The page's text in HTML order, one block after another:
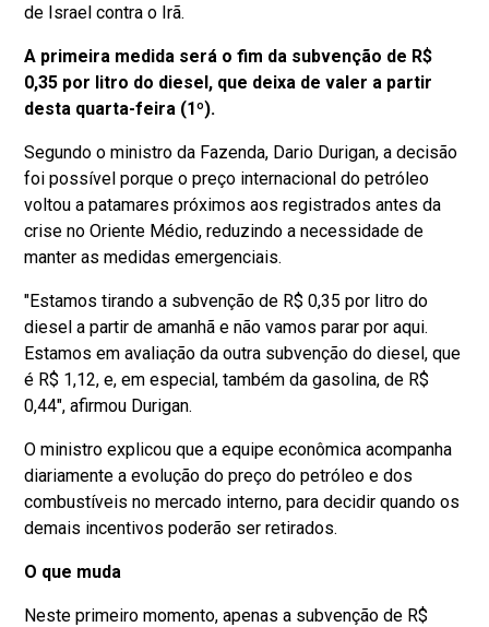
de Israel contra o Irã.
A primeira medida será o fim da subvenção de R$
0,35 por litro do diesel, que deixa de valer a partir
desta quarta-feira (1º).
Segundo o ministro da Fazenda, Dario Durigan, a decisão
foi possível porque o preço internacional do petróleo
voltou a patamares próximos aos registrados antes da
crise no Oriente Médio, reduzindo a necessidade de
manter as medidas emergenciais.
"Estamos tirando a subvenção de R$ 0,35 por litro do
diesel a partir de amanhã e não vamos parar por aqui.
Estamos em avaliação da outra subvenção do diesel, que
é R$ 1,12, e, em especial, também da gasolina, de R$
0,44", afirmou Durigan.
O ministro explicou que a equipe econômica acompanha
diariamente a evolução do preço do petróleo e dos
combustíveis no mercado interno, para decidir quando os
demais incentivos poderão ser retirados.
O que muda
Neste primeiro momento, apenas a subvenção de R$